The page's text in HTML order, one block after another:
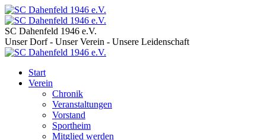
SC Dahenfeld 1946 e.V.
Unser Dorf - Unser Verein - Unsere Leidenschaft
Start
Verein
Chronik
Veranstaltungen
Vorstand
Sportheim
Mitglied werden